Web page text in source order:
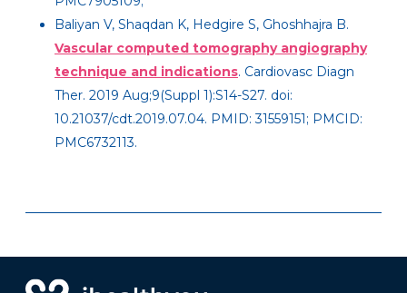
Baliyan V, Shaqdan K, Hedgire S, Ghoshhajra B.
Vascular computed tomography angiography
technique and indications. Cardiovasc Diagn
Ther. 2019 Aug;9(Suppl 1):S14-S27. doi:
10.21037/cdt.2019.07.04. PMID: 31559151; PMCID:
PMC6732113.